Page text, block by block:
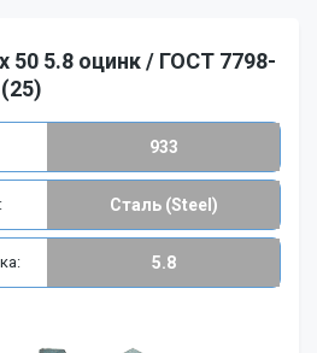
50 5.8 оцинк / ГОСТ 7798-
933
Сталь (Steel)
5.8